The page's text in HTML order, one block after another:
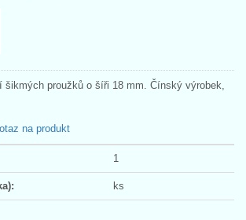
šikmých proužků o šíři 18 mm. Čínský výrobek,
na produkt
1
ks